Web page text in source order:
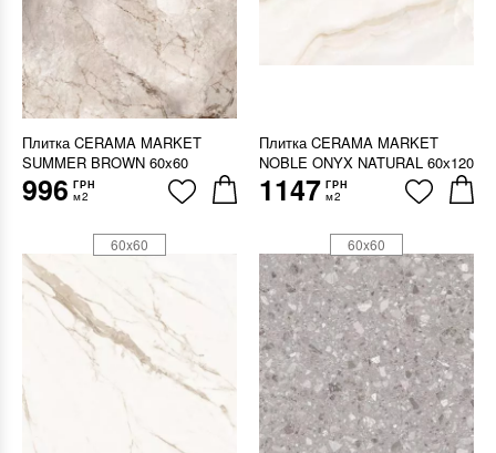
Плитка CERAMA MARKET
SUMMER BROWN 60x60
996 ГРН
м2
Плитка CERAMA MARKET
NOBLE ONYX NATURAL 60х120
1147 ГРН
м2
60x60 60x60